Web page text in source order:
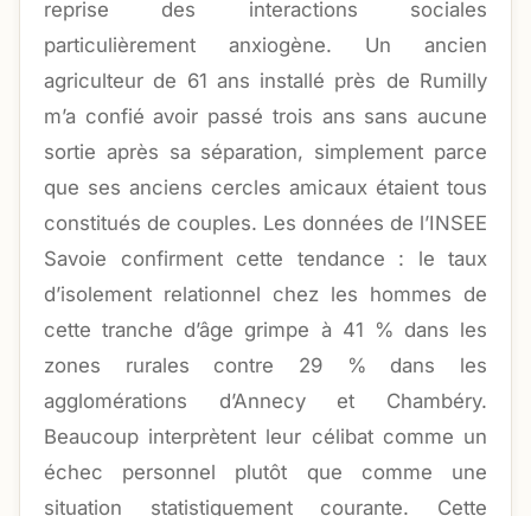
reprise des interactions sociales
particulièrement anxiogène. Un ancien
agriculteur de 61 ans installé près de Rumilly
m’a confié avoir passé trois ans sans aucune
sortie après sa séparation, simplement parce
que ses anciens cercles amicaux étaient tous
constitués de couples. Les données de l’INSEE
Savoie confirment cette tendance : le taux
d’isolement relationnel chez les hommes de
cette tranche d’âge grimpe à 41 % dans les
zones rurales contre 29 % dans les
agglomérations d’Annecy et Chambéry.
Beaucoup interprètent leur célibat comme un
échec personnel plutôt que comme une
situation statistiquement courante. Cette